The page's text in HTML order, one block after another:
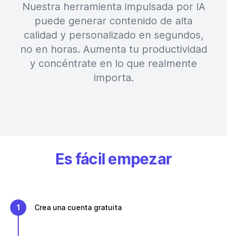
Nuestra herramienta impulsada por IA
puede generar contenido de alta
calidad y personalizado en segundos,
no en horas. Aumenta tu productividad
y concéntrate en lo que realmente
importa.
Es fácil empezar
1 Crea una cuenta gratuita